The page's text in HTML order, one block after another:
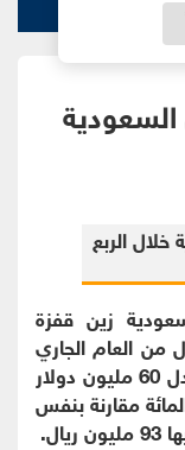
زين قفزة
من العام الجاري
لتصل الى 201 مليون ريال وهو ما يعادل 60 مليون دولار
قويا بنسبة 116 في المائة مقارنة بنفس